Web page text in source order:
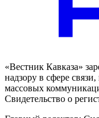
«Вестник Кавказа»
надзору в сфере
массовых
Свидетельство о